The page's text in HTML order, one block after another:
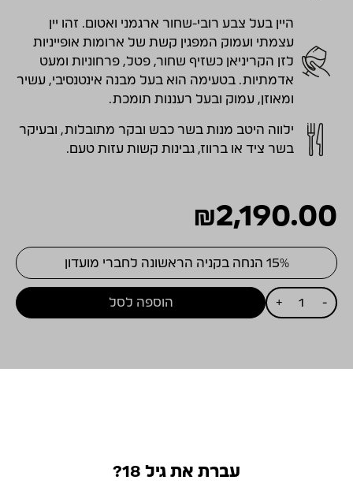
עברת את גיל 18?
היין בעל צבע רובי-שחור ארגמני ואטום. זהו יין
עצמתי ועמוק המפגין קשת של ארומות אופייניות
לזן הקריניאן כשזיף שחור, פטל, פרחוניות ומעט
אדמתיות. בטעימה הוא בעל מבנה אינטנסיבי, עשיר
ומאוזן, עמוק ובעל רעננות תומכת.
ילווה היטב מנות בשר כבש ובקר מתובלות, ובעיקר
בשר ציד או ברווז, גבינות קשות עזות טעם.
₪2,190.00
15% הנחה בקניה הראשונה לחברי מועדון
-
כמות
של
קריניאן
+ הוספה לסל